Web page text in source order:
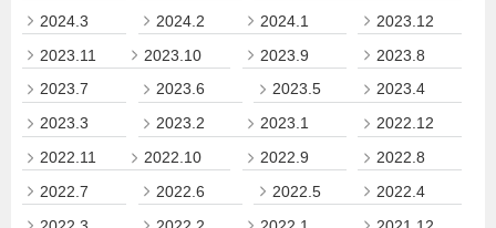
2024.3
2024.2 2024.1
2023.12
2023.11
2023.10 2023.9
2023.8
2023.7
2023.6 2023.5
2023.4
2023.3
2023.2 2023.1
2022.12
2022.11
2022.10 2022.9
2022.8
2022.7
2022.6 2022.5
2022.4